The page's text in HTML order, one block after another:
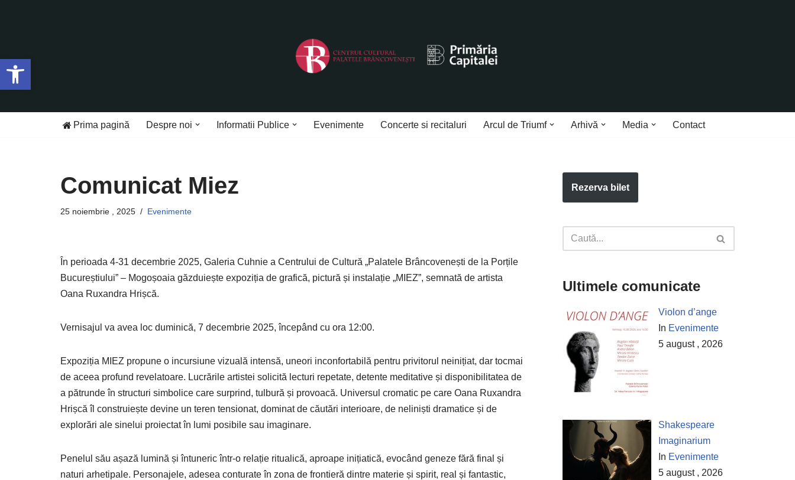
Deschide bara de unelte
conținut
Prima pagină Despre noi Informatii Publice Evenimente Concerte si recitaluri Arcul de Triumf Arhivă Media Contact
Comunicat Miez
25 noiembrie , 2025 Evenimente
În perioada 4-31 decembrie 2025, Galeria Cuhnie a Centrului de Cultură „Palatele Brâncovenești de la Porțile
Bucureștiului” – Mogoșoaia găzduiește expoziția de grafică, pictură și instalație „MIEZ”, semnată de artista
Oana Ruxandra Hrișcă.
Vernisajul va avea loc duminică, 7 decembrie 2025, începând cu ora 12:00.
Expoziția MIEZ propune o incursiune vizuală intensă, uneori inconfortabilă pentru privitorul neinițiat, dar tocmai
de aceea profund revelatoare. Lucrările artistei solicită lecturi repetate, detente meditative și disponibilitatea de
a pătrunde în structuri simbolice care surprind, tulbură și provoacă. Universul cromatic pe care Oana Ruxandra
Hrișcă îl construiește devine un teren tensionat, dominat de căutări interioare, de neliniști dramatice și de
explorări ale sinelui proiectat în lumi posibile sau imaginare.
Penelul său așază lumină și întuneric într-o relație ritualică, aproape inițiatică, evocând geneze fără final și
naturi arhetipale. Personajele, adesea conturate în zona de frontieră dintre materie și spirit, real și fantastic,
Rezerva bilet
Ultimele comunicate
Violon d’ange
In Evenimente
5 august , 2026
Shakespeare
Imaginarium
In Evenimente
5 august , 2026